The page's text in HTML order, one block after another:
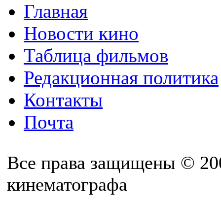
Главная
Новости кино
Таблица фильмов
Редакционная политика
Контакты
Почта
Все права защищены ©
кинематографа